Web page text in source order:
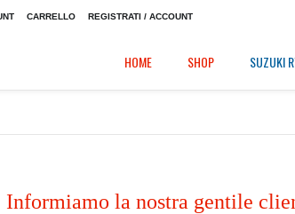
CARRELLO REGISTRATI / ACCOUNT
HOME SHOP SUZUKI
Informiamo la nostra gentile